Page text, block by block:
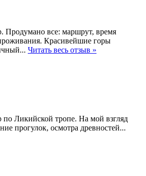
Продумано все: маршрут, время
Красивейшие горы
Читать весь отзыв »
по Ликийской тропе. На мой взгляд
прогулок, осмотра древностей...